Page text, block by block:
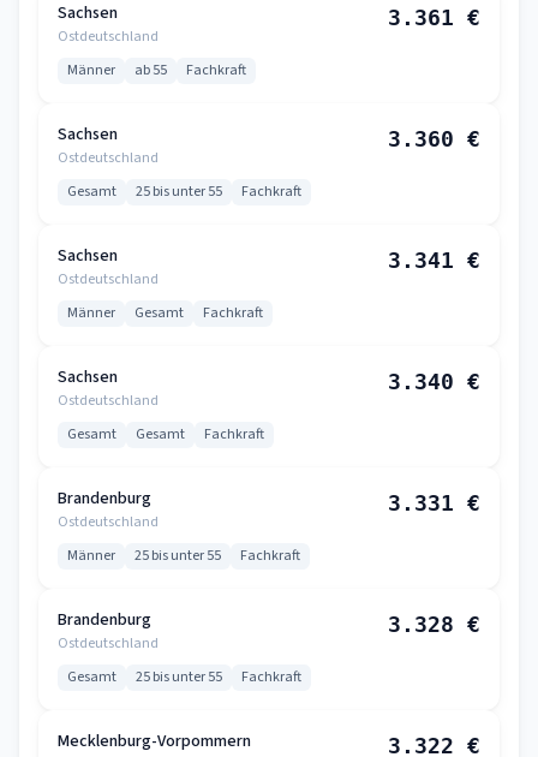
Sachsen
Ostdeutschland
3.361 €
Männer ab 55 Fachkraft
Sachsen
Ostdeutschland
3.360 €
Gesamt 25 bis unter 55 Fachkraft
Sachsen
Ostdeutschland
3.341 €
Männer Gesamt Fachkraft
Sachsen
Ostdeutschland
3.340 €
Gesamt Gesamt Fachkraft
Brandenburg
Ostdeutschland
3.331 €
Männer 25 bis unter 55 Fachkraft
Brandenburg
Ostdeutschland
3.328 €
Gesamt 25 bis unter 55 Fachkraft
Mecklenburg-Vorpommern 3.322 €